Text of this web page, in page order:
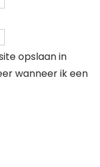
opslaan in
wanneer ik een